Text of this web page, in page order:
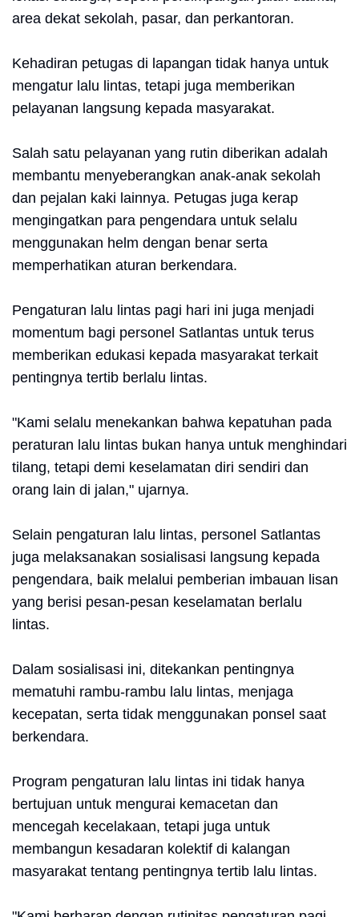
area dekat sekolah, pasar, dan perkantoran.
Kehadiran petugas di lapangan tidak hanya untuk
mengatur lalu lintas, tetapi juga memberikan
pelayanan langsung kepada masyarakat.
Salah satu pelayanan yang rutin diberikan adalah
membantu menyeberangkan anak-anak sekolah
dan pejalan kaki lainnya. Petugas juga kerap
mengingatkan para pengendara untuk selalu
menggunakan helm dengan benar serta
memperhatikan aturan berkendara.
Pengaturan lalu lintas pagi hari ini juga menjadi
momentum bagi personel Satlantas untuk terus
memberikan edukasi kepada masyarakat terkait
pentingnya tertib berlalu lintas.
"Kami selalu menekankan bahwa kepatuhan pada
peraturan lalu lintas bukan hanya untuk menghindari
tilang, tetapi demi keselamatan diri sendiri dan
orang lain di jalan," ujarnya.
Selain pengaturan lalu lintas, personel Satlantas
juga melaksanakan sosialisasi langsung kepada
pengendara, baik melalui pemberian imbauan lisan
yang berisi pesan-pesan keselamatan berlalu
lintas.
Dalam sosialisasi ini, ditekankan pentingnya
mematuhi rambu-rambu lalu lintas, menjaga
kecepatan, serta tidak menggunakan ponsel saat
berkendara.
Program pengaturan lalu lintas ini tidak hanya
bertujuan untuk mengurai kemacetan dan
mencegah kecelakaan, tetapi juga untuk
membangun kesadaran kolektif di kalangan
masyarakat tentang pentingnya tertib lalu lintas.